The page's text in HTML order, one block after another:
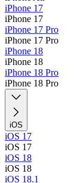
iPhone 17
iPhone 17
iPhone 17 Pro
iPhone 17 Pro
iPhone 18
iPhone 18
iPhone 18 Pro
iPhone 18 Pro
iOS
iOS 17
iOS 17
iOS 18
iOS 18
iOS 18.1